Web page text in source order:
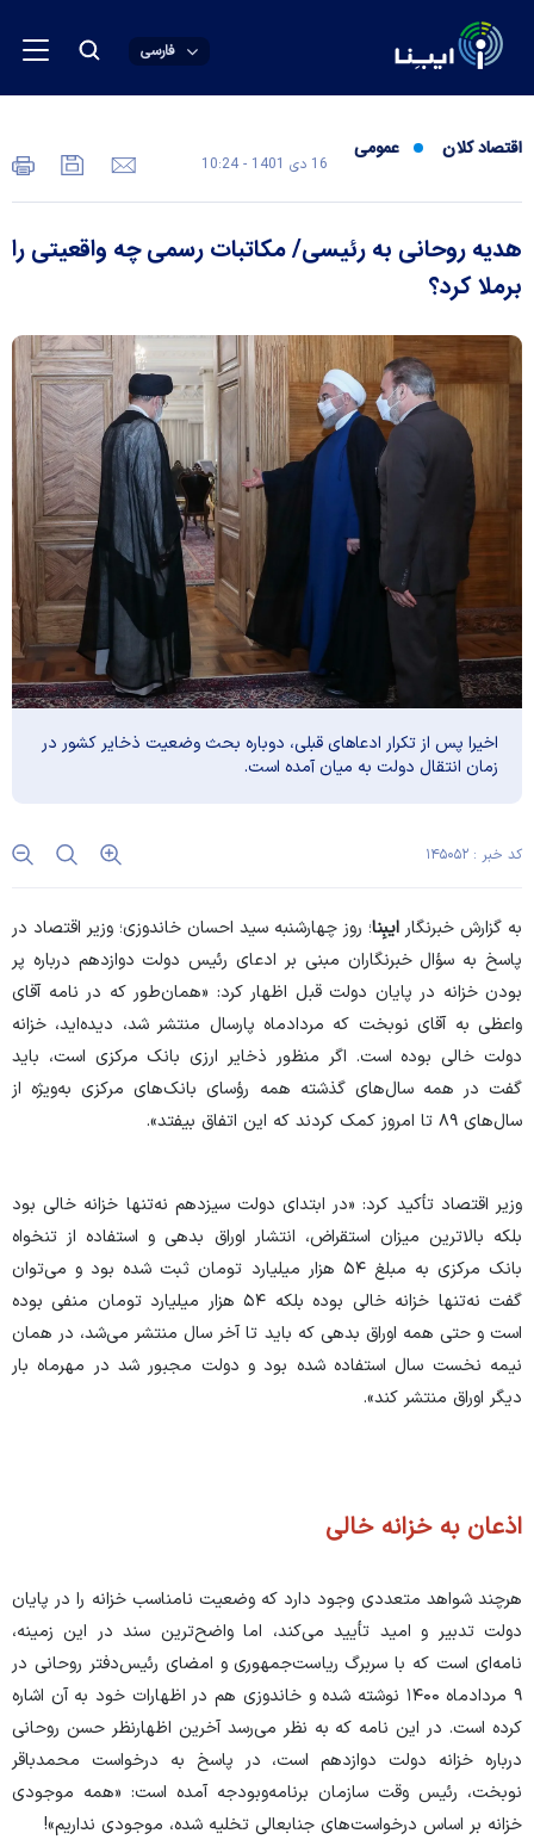
فارسی
اقتصاد کلان عمومی
16 دی 1401 - 10:24
هدیه روحانی به رئیسی/ مکاتبات رسمی چه واقعیتی را
برملا کرد؟
اخیرا پس از تکرار ادعاهای قبلی، دوباره بحث وضعیت ذخایر کشور در
زمان انتقال دولت به میان آمده است.
کد خبر : ۱۴۵۰۵۲
به گزارش خبرنگار ایبِنا؛ روز چهارشنبه سید احسان خاندوزی؛ وزیر اقتصاد در
پاسخ به سؤال خبرنگاران مبنی بر ادعای رئیس دولت دوازدهم درباره پر
بودن خزانه در پایان دولت قبل اظهار کرد: «همان‌طور که در نامه آقای
واعظی به آقای نوبخت که مردادماه پارسال منتشر شد، دیده‌اید، خزانه
دولت خالی بوده است. اگر منظور ذخایر ارزی بانک مرکزی است، باید
گفت در همه سال‌های گذشته همه رؤسای بانک‌های مرکزی به‌ویژه از
سال‌های ۸۹ تا امروز کمک کردند که این اتفاق بیفتد».
وزیر اقتصاد تأکید کرد: «در ابتدای دولت سیزدهم نه‌تنها خزانه خالی بود
بلکه بالاترین میزان استقراض، انتشار اوراق بدهی و استفاده از تنخواه
بانک مرکزی به مبلغ ۵۴ هزار میلیارد تومان ثبت شده بود و می‌توان
گفت نه‌تنها خزانه خالی بوده بلکه ۵۴ هزار میلیارد تومان منفی بوده
است و حتی همه اوراق بدهی که باید تا آخر سال منتشر می‌شد، در همان
نیمه نخست سال استفاده شده بود و دولت مجبور شد در مهرماه بار
دیگر اوراق منتشر کند».
اذعان به خزانه خالی
هرچند شواهد متعددی وجود دارد که وضعیت نامناسب خزانه را در پایان
دولت تدبیر و امید تأیید می‌کند، اما واضح‌ترین سند در این زمینه،
نامه‌ای است که با سربرگ ریاست‌جمهوری و امضای رئیس‌دفتر روحانی در
۹ مردادماه ۱۴۰۰ نوشته شده و خاندوزی هم در اظهارات خود به آن اشاره
کرده است. در این نامه که به نظر می‌رسد آخرین اظهارنظر حسن روحانی
درباره خزانه دولت دوازدهم است، در پاسخ به درخواست محمدباقر
نوبخت، رئیس وقت سازمان برنامه‌وبودجه آمده است: «همه موجودی
خزانه بر اساس درخواست‌های جنابعالی تخلیه شده، موجودی نداریم»!